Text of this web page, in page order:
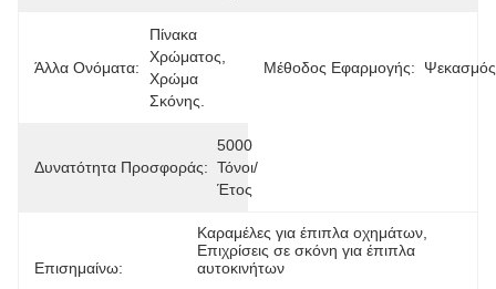
Άλλα Ονόματα:
Πίνακα
Χρώματος,
Χρώμα
Σκόνης.
Μέθοδος Εφαρμογής: Ψεκασμός
Δυνατότητα Προσφοράς:
5000
Τόνοι/
Έτος
Επισημαίνω:
Καραμέλες για έπιπλα οχημάτων
Επιχρίσεις σε σκόνη για έπιπλα
αυτοκινήτων